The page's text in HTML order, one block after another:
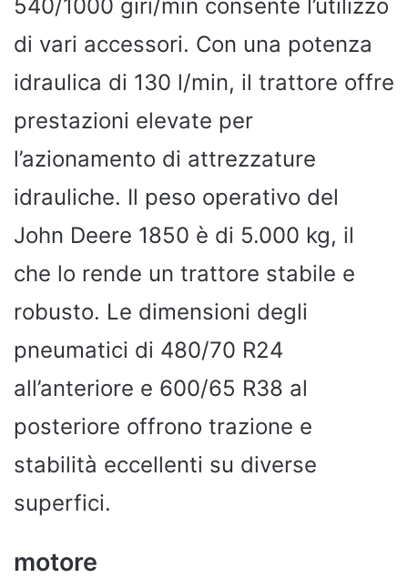
540/1000 giri/min consente l’utilizzo
di vari accessori. Con una potenza
idraulica di 130 l/min, il trattore offre
prestazioni elevate per
l’azionamento di attrezzature
idrauliche. Il peso operativo del
John Deere 1850 è di 5.000 kg, il
che lo rende un trattore stabile e
robusto. Le dimensioni degli
pneumatici di 480/70 R24
all’anteriore e 600/65 R38 al
posteriore offrono trazione e
stabilità eccellenti su diverse
superfici.
motore